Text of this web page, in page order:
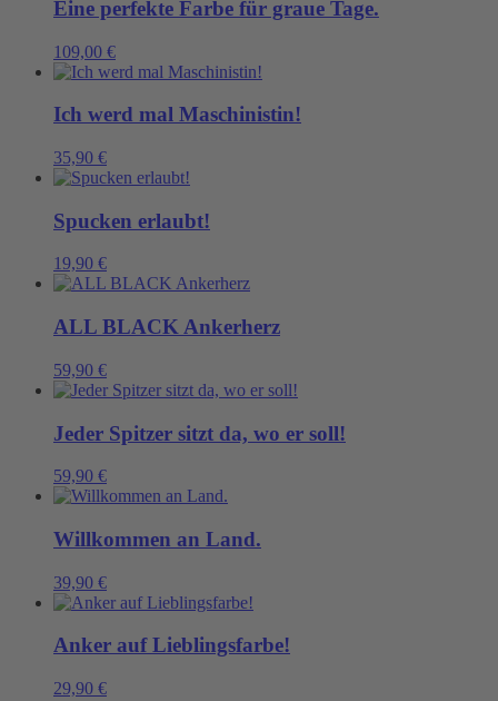
Eine perfekte Farbe für graue Tage.
109,00 €
Ich werd mal Maschinistin!
35,90 €
Spucken erlaubt!
19,90 €
ALL BLACK Ankerherz
59,90 €
Jeder Spitzer sitzt da, wo er soll!
59,90 €
Willkommen an Land.
39,90 €
Anker auf Lieblingsfarbe!
29,90 €